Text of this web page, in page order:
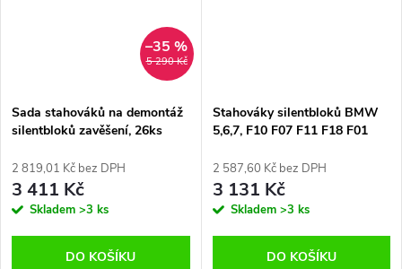
5 290 Kč
–35 %
Sada stahováků na demontáž
silentbloků zavěšení, 26ks
2 819,01 Kč bez DPH
3 411 Kč
Skladem >3 ks
DO KOŠÍKU
Stahováky silentbloků BMW
5,6,7, F10 F07 F11 F18 F01
2 587,60 Kč bez DPH
3 131 Kč
Skladem >3 ks
DO KOŠÍKU